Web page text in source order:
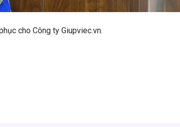
cho Công ty Giupviec.vn.